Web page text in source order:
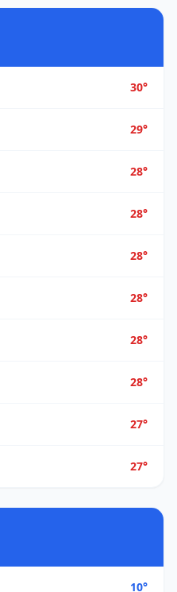
30°
29°
28°
28°
28°
28°
28°
28°
27°
27°
10°